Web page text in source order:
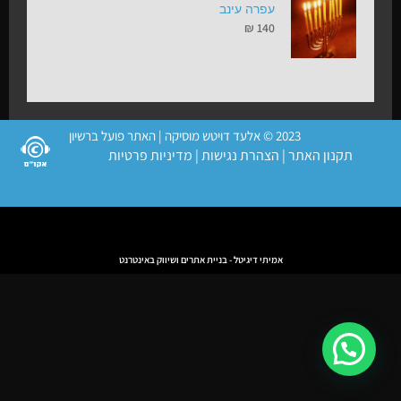
עפרה עינב
₪ 140
2023 © אלעד דויטש מוסיקה | האתר פועל ברשיון
תקנון האתר| הצהרת נגישות| מדיניות פרטיות
אמיתי דיגיטל - בניית אתרים ושיווק באינטרנט